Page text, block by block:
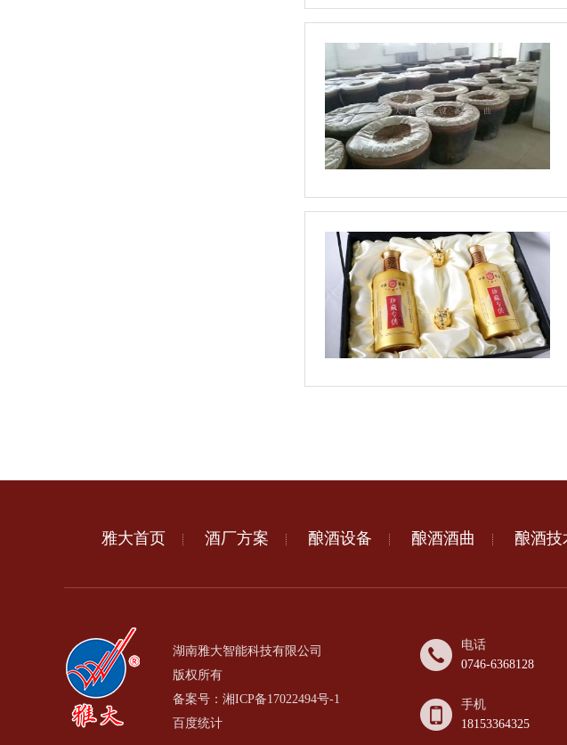
雅大首页 酒厂方案 酿酒设备 酿酒酒曲 酿酒技
湖南雅大智能科技有限公司
版权所有
备案号： 湘ICP备17022494号-1
百度统计
电话
0746-6368128
手机
18153364325